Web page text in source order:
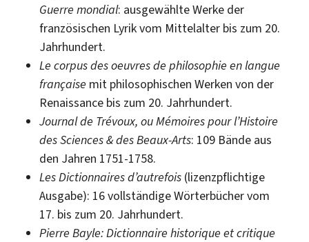
Guerre mondial: ausgewählte Werke der
französischen Lyrik vom Mittelalter bis zum 20.
Jahrhundert.
Le corpus des oeuvres de philosophie en langue
française mit philosophischen Werken von der
Renaissance bis zum 20. Jahrhundert.
Journal de Trévoux, ou Mémoires pour l’Histoire
des Sciences & des Beaux-Arts: 109 Bände aus
den Jahren 1751-1758.
Les Dictionnaires d’autrefois (lizenzpflichtige
Ausgabe): 16 vollständige Wörterbücher vom
17. bis zum 20. Jahrhundert.
Pierre Bayle: Dictionnaire historique et critique